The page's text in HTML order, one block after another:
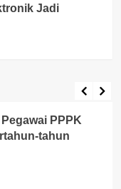
Jadi
PPPK
tahun